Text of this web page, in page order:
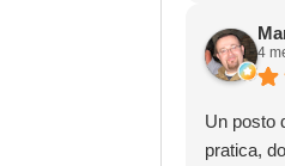
4
Un posto
pratica,